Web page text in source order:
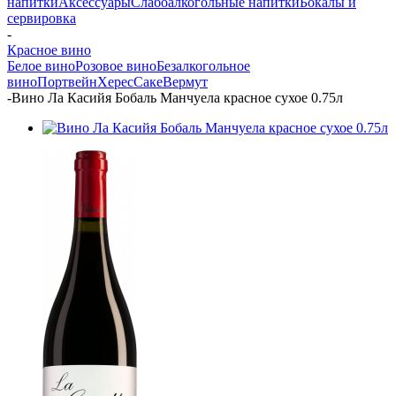
сервировка
-
Красное вино
Белое виноРозовое виноБезалкогольное
виноПортвейнХересСакеВермут
-Вино Ла Касийя Бобаль Манчуела красное сухое 0.75л